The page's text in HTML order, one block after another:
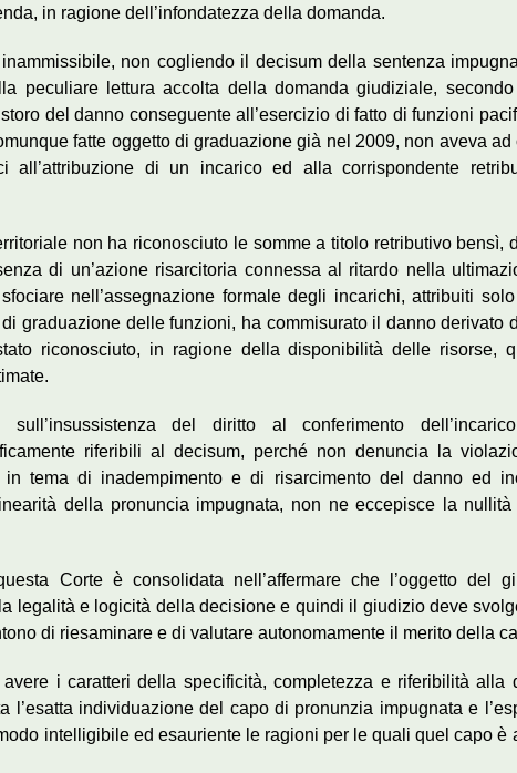
in ragione dell’infondatezza della domanda.
non cogliendo il decisum della sentenza
peculiare lettura accolta della domanda giudiziale,
del danno conseguente all’esercizio di fatto di funzioni
fatte oggetto di graduazione già nel 2009, non aveva ad
all’attribuzione di un incarico ed alla corrispondente
non ha riconosciuto le somme a titolo retributivo bensì,
di un’azione risarcitoria connessa al ritardo nella
nell’assegnazione formale degli incarichi, attribuiti
graduazione delle funzioni, ha commisurato il danno derivato
riconosciuto, in ragione della disponibilità delle risorse,
del diritto al conferimento
riferibili al decisum, perché non denuncia la
in tema di inadempimento e di risarcimento del danno ed
della pronuncia impugnata, non ne eccepisce la
Corte è consolidata nell’affermare che l’oggetto del
legalità e logicità della decisione e quindi il giudizio deve
di riesaminare e di valutare autonomamente il merito della
avere i caratteri della specificità, completezza e riferibilità alla
l’esatta individuazione del capo di pronunzia impugnata e
intelligibile ed esauriente le ragioni per le quali quel capo è